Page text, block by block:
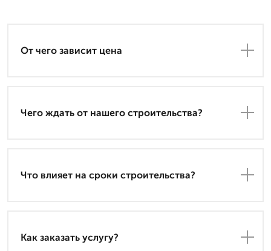
От чего зависит цена
Чего ждать от нашего строительства?
Что влияет на сроки строительства?
Как заказать услугу?